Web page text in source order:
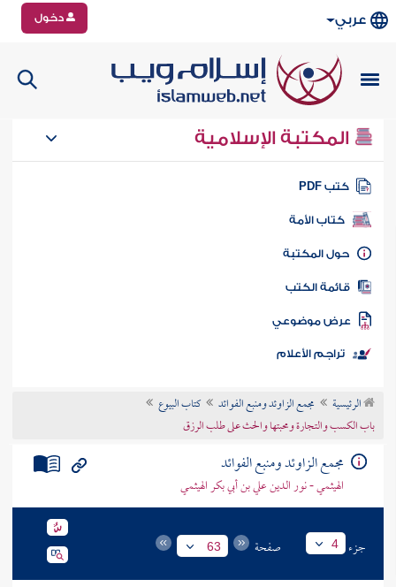
عربي دخول
المكتبة الإسلامية
كتب PDF
كتاب الأمة
المكتبة
الكتب
موضوعي
تراجم الأعلام
الرئيسية مجمع الزاوئد ومنبع الفوائد
كتاب البيوع
باب الكسب والتجارة ومحبتها والحث على طلب الرزق
مجمع الزاوئد ومنبع الفوائد
الهيثمي - نور الدين علي بن أبي بكر الهيثمي
جزء 4 صفحة 63